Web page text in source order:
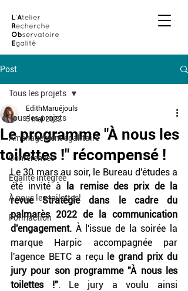
Post
Tous les projets
Aménagement égalitaire
Conférences
Egalité intégrée
À nous les toilettes!
Formaction
Tous les projets
Le programme "À nous les
toilettes !" récompensé !
EdithMaruéjouls
5 mai 2022
Le 30 mars au soir, le Bureau d'études a
été invité à
la remise des prix de la
revue Stratégie dans le cadre du
palmarès 2022 de la communication
d'engagement. À l'issue de la soirée la
marque Harpic accompagnée par
l'agence BETC a reçu le grand prix du
jury pour son programme "À nous les
toilettes !". Le jury a voulu ainsi